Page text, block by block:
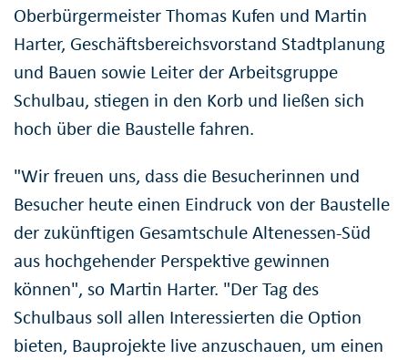
Oberbürgermeister Thomas Kufen und Martin
Harter, Geschäftsbereichsvorstand Stadtplanung
und Bauen sowie Leiter der Arbeitsgruppe
Schulbau, stiegen in den Korb und ließen sich
hoch über die Baustelle fahren.
"Wir freuen uns, dass die Besucherinnen und
Besucher heute einen Eindruck von der Baustelle
der zukünftigen Gesamtschule Altenessen-Süd
aus hochgehender Perspektive gewinnen
können", so Martin Harter. "Der Tag des
Schulbaus soll allen Interessierten die Option
bieten, Bauprojekte live anzuschauen, um einen